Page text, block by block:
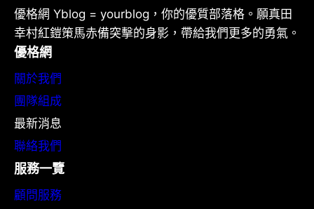
優格網 Yblog = yourblog，你的優質部落格。願真田
幸村紅鎧策馬赤備突擊的身影，帶給我們更多的勇氣。
優格網
關於我們
團隊組成
最新消息
聯絡我們
服務一覽
顧問服務